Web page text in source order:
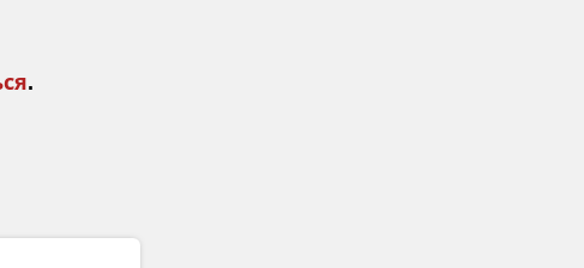
.